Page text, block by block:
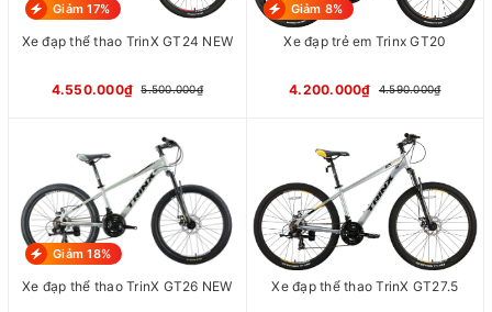
Giảm 17%
Xe đạp thể thao TrinX GT24 NEW
4.550.000₫ 5.500.000₫
Giảm 8%
Xe đạp trẻ em Trinx GT20
4.200.000₫ 4.590.000₫
Giảm 18%
Xe đạp thể thao TrinX GT26 NEW Xe đạp thể thao TrinX GT27.5